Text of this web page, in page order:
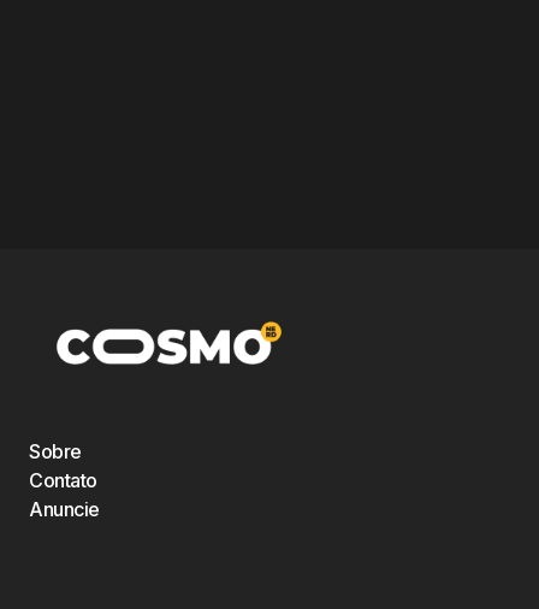
Sobre
Contato
Anuncie